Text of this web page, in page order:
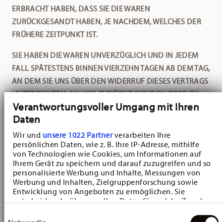
Verantwortungsvoller Umgang mit Ihren
Daten
Wir und unsere 1022 Partnerverarbeiten Ihre
persönlichen Daten, wie z. B. Ihre IP-Adresse, mithilfe
von Technologien wie Cookies, um Informationen auf
Ihrem Gerät zu speichern und darauf zuzugreifen und so
personalisierte Werbung und Inhalte, Messungen von
Werbung und Inhalten, Zielgruppenforschung sowie
Entwicklung von Angeboten zu ermöglichen. Sie
entscheiden darüber, wer Ihre Daten für welche Zwecke
Cookie-Erklärung oder durch Klicken auf das Privacy
ERBRACHT HABEN, DASS SIE DIE WAREN
ZURÜCKGESANDT HABEN, JE NACHDEM, WELCHES DER
FRÜHERE ZEITPUNKT IST.
SIE HABEN DIE WAREN UNVERZÜGLICH UND IN JEDEM
FALL SPÄTESTENS BINNEN VIERZEHN TAGEN AB DEM TAG,
AN DEM SIE UNS ÜBER DEN WIDERRUF DIESES VERTRAGS
UNTERRICHTEN, AN UNS ZURÜCKZUSENDEN ODER ZU
ÜBERGEBEN. DIE FRIST IST GEWAHRT, WENN SIE DIE
WAREN VOR ABLAUF DER FRIST VON VIERZEHN TAGEN
ABSENDEN. WIR TRAGEN DIE KOSTEN DER
RÜCKSENDUNG DER WAREN.
SIE MÜSSEN FÜR EINEN ETWAIGEN WERTVERLUST DER
WAREN NUR AUFKOMMEN, WENN DIESER WERTVERLUST
AUF EINEN ZUR PRÜFUNG DER BESCHAFFENHEIT,
EIGENSCHAFTEN UND FUNKTIONSWEISE DER WAREN
NICHT NOTWENDIGEN UMGANG MIT IHNEN